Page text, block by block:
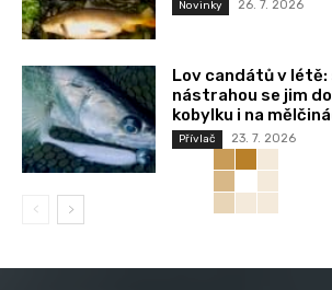
Novinky 26. 7. 2026
Lov candátů v
nástrahou se jim
kobylku i na
Přívlač 23. 7. 2026